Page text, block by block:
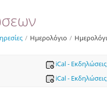
/ Ημερολόγιο /
iCal -
iCal -